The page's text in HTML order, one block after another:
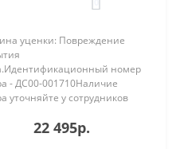
уценки: Повреждение
номер
- ДС00-001710Наличие
уточняйте у сотрудников
22 495р.